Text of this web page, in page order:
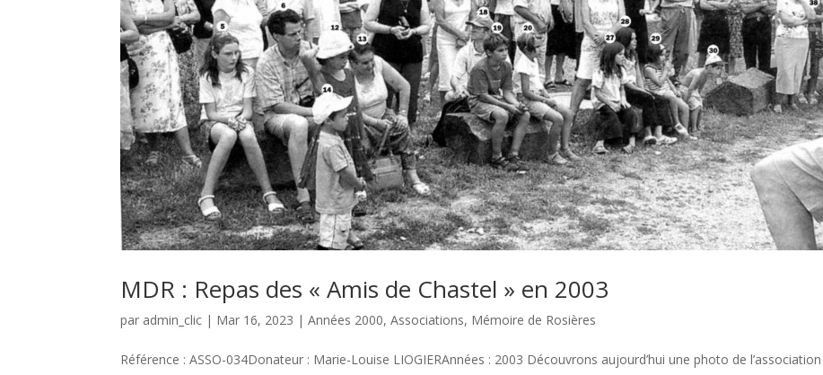
MDR : Repas des « Amis de Chastel » en 2003
par admin_clic | Mar 16, 2023 |Années 2000,Associations, Mémoire de Rosières
Référence : ASSO-034Donateur : Marie-Louise LIOGIERAnnées : 2003 Découvrons aujourd’hui une photo de l’association